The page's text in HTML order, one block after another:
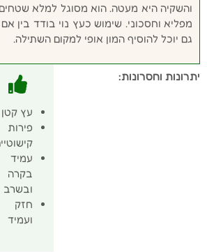
והשקיה היא מעטה. הוא מסוגל למלא
מפליא וחסכוני. שימוש כעץ נוי בודד בין
גם יוכל להוסיף המון אופי למקום השתילה.
יתרונות וחסרונות:
עץ קטן
פירות
עמיד
בקרה
ובשרב
חזק
ועמיד